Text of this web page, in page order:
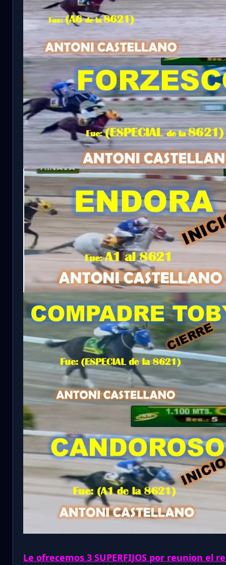
Le ofrecemos 3 SUPERFIJOS por reunion el